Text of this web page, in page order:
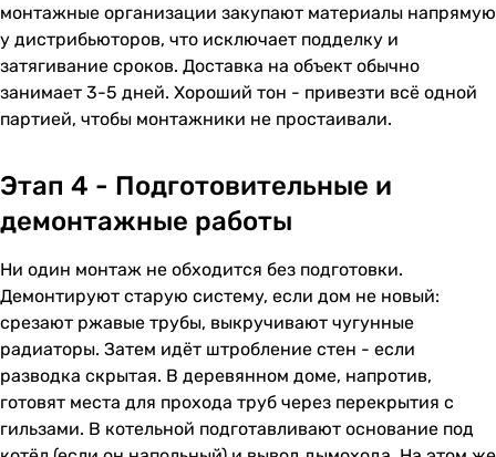
монтажные организации закупают материалы напрямую
у дистрибьюторов, что исключает подделку и
затягивание сроков. Доставка на объект обычно
занимает 3-5 дней. Хороший тон - привезти всё одной
партией, чтобы монтажники не простаивали.
Этап 4 - Подготовительные и
демонтажные работы
Ни один монтаж не обходится без подготовки.
Демонтируют старую систему, если дом не новый:
срезают ржавые трубы, выкручивают чугунные
радиаторы. Затем идёт штробление стен - если
разводка скрытая. В деревянном доме, напротив,
готовят места для прохода труб через перекрытия с
гильзами. В котельной подготавливают основание под